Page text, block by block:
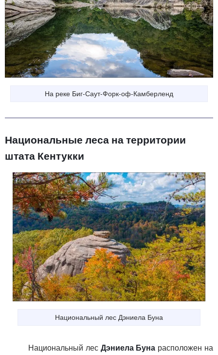
На реке Биг-Саут-Форк-оф-Камберленд
Национальные леса на территории
штата Кентукки
Национальный лес Дэниела Буна
Национальный лес Дэниела Буна расположен на